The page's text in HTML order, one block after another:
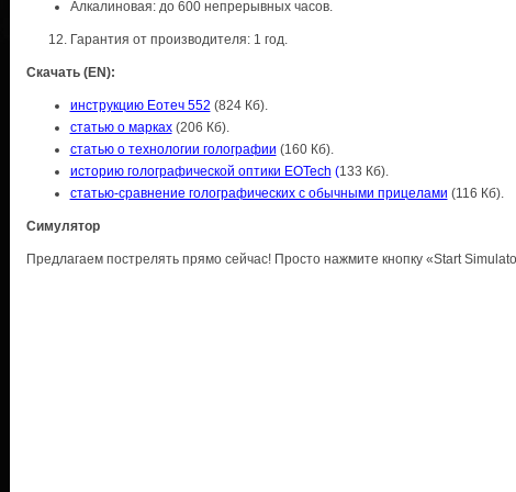
Алкалиновая: до 600 непрерывных часов.
Гарантия от производителя: 1 год.
Скачать (EN):
инструкцию Еотеч 552 (824 Кб).
статью о марках(206 Кб).
статью о технологии голографии (160 Кб).
историю голографической оптики EOTech (133 Кб).
статью-сравнение голографических с обычными прицелами (116 Кб).
Симулятор
Предлагаем пострелять прямо сейчас! Просто нажмите кнопку «Start